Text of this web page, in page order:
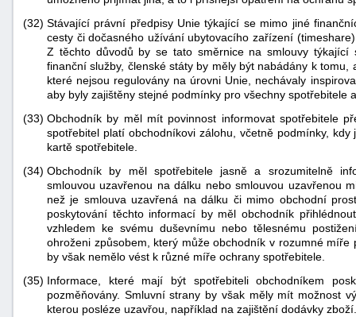
(32) Stávající právní předpisy Unie týkající se mimo jiné
cesty či dočasného užívání ubytovacího zařízení
Z těchto důvodů by se tato směrnice na smlouvy
finanční služby, členské státy by měly být nabádány k
které nejsou regulovány na úrovni Unie, nechávaly
aby byly zajištěny stejné podmínky pro všechny spotřebitele
(33) Obchodník by měl mít povinnost informovat spotřebitele
spotřebitel platí obchodníkovi zálohu, včetně podmínky,
kartě spotřebitele.
(34) Obchodník by měl spotřebitele jasně a srozumitelně
smlouvou uzavřenou na dálku nebo smlouvou uzavřenou
než je smlouva uzavřená na dálku či mimo obchodní
poskytování těchto informací by měl obchodník
vzhledem ke svému duševnímu nebo tělesnému
ohroženi způsobem, který může obchodník v rozumné
by však nemělo vést k různé míře ochrany spotřebitele.
(35) Informace, které mají být spotřebiteli obchodníkem
pozměňovány. Smluvní strany by však měly mít možnost
kterou posléze uzavřou, například na zajištění dodávky zboží.